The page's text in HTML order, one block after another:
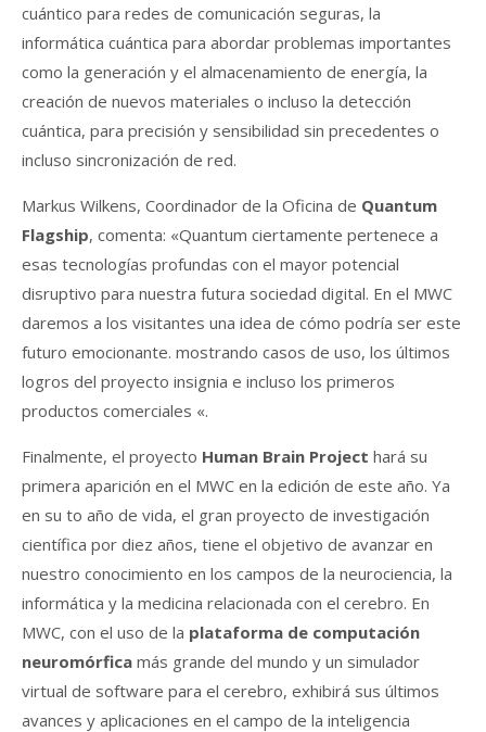
cuántico para redes de comunicación seguras, la
informática cuántica para abordar problemas importantes
como la generación y el almacenamiento de energía, la
creación de nuevos materiales o incluso la detección
cuántica, para precisión y sensibilidad sin precedentes o
incluso sincronización de red.
Markus Wilkens, Coordinador de la Oficina de Quantum
Flagship, comenta: «Quantum ciertamente pertenece a
esas tecnologías profundas con el mayor potencial
disruptivo para nuestra futura sociedad digital. En el MWC
daremos a los visitantes una idea de cómo podría ser este
futuro emocionante. mostrando casos de uso, los últimos
logros del proyecto insignia e incluso los primeros
productos comerciales «.
Finalmente, el proyecto Human Brain Project hará su
primera aparición en el MWC en la edición de este año. Ya
en su to año de vida, el gran proyecto de investigación
científica por diez años, tiene el objetivo de avanzar en
nuestro conocimiento en los campos de la neurociencia, la
informática y la medicina relacionada con el cerebro. En
MWC, con el uso de la plataforma de computación
neuromórfica más grande del mundo y un simulador
virtual de software para el cerebro, exhibirá sus últimos
avances y aplicaciones en el campo de la inteligencia